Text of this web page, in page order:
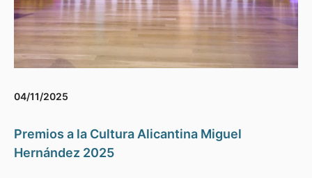
04/11/2025
Premios a la Cultura Alicantina Miguel
Hernández 2025